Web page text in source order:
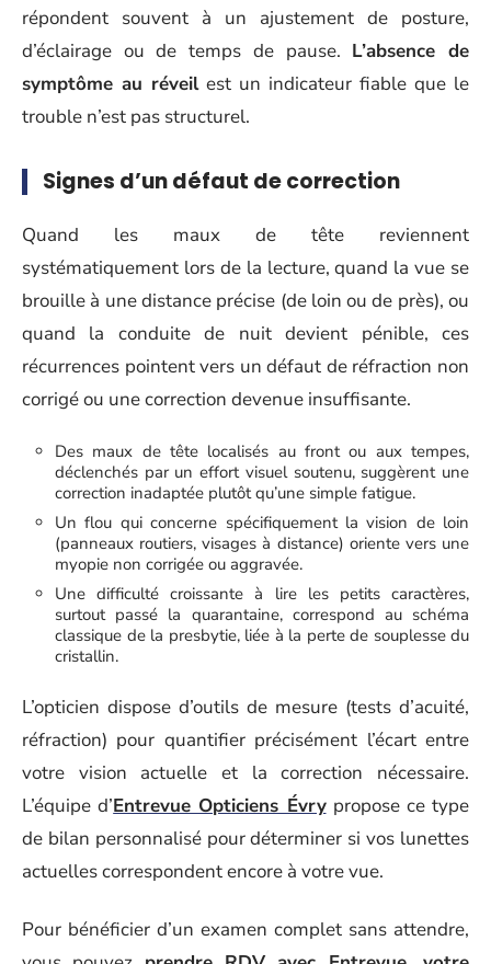
répondent souvent à un ajustement de posture,
d’éclairage ou de temps de pause. L’absence de
symptôme au réveilest un indicateur fiable que le
trouble n’est pas structurel.
Signes d’un défaut de correction
Quand les maux de tête reviennent
systématiquement lors de la lecture, quand la vue se
brouille à une distance précise (de loin ou de près), ou
quand la conduite de nuit devient pénible, ces
récurrences pointent vers un défaut de réfraction non
corrigé ou une correction devenue insuffisante.
Des maux de tête localisés au front ou aux tempes,
déclenchés par un effort visuel soutenu, suggèrent une
correction inadaptée plutôt qu’une simple fatigue.
Un flou qui concerne spécifiquement la vision de loin
(panneaux routiers, visages à distance) oriente vers une
myopie non corrigée ou aggravée.
Une difficulté croissante à lire les petits caractères,
surtout passé la quarantaine, correspond au schéma
classique de la presbytie, liée à la perte de souplesse du
cristallin.
L’opticien dispose d’outils de mesure (tests d’acuité,
réfraction) pour quantifier précisément l’écart entre
votre vision actuelle et la correction nécessaire.
L’équipe d’Entrevue Opticiens Évrypropose ce type
de bilan personnalisé pour déterminer si vos lunettes
actuelles correspondent encore à votre vue.
Pour bénéficier d’un examen complet sans attendre,